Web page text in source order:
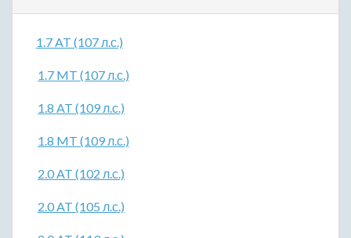
1.7 AT (107 л.с.)
1.7 MT (107 л.с.)
1.8 AT (109 л.с.)
1.8 MT (109 л.с.)
2.0 AT (102 л.с.)
2.0 AT (105 л.с.)